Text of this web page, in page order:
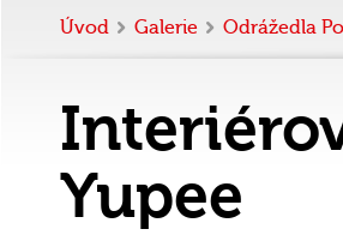
Úvod Galerie Odrážedla
Yupee